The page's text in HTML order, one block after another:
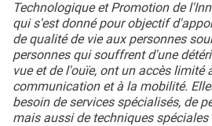
Technologique et Promotion de
qui s'est donné pour objectif
de qualité de vie aux personnes
personnes qui souffrent d'une
vue et de l'ouïe, ont un accès limité
communication et à la mobilité.
besoin de services spécialisés, de
mais aussi de techniques